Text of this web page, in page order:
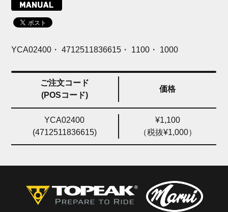
YCA02400・ 4712511836615・ 1100・ 1000
ご注文コード
(POSコード)
価格
YCA02400
(4712511836615)
¥1,100
（税抜¥1,000）